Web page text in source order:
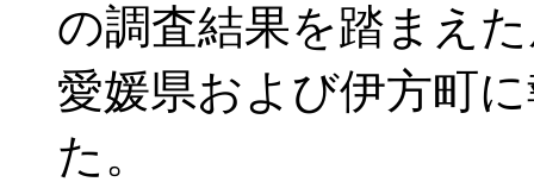
の調査結果を踏まえ
愛媛県および伊方町
た。